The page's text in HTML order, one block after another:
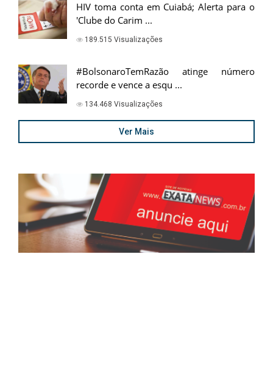
HIV toma conta em Cuiabá; Alerta para o
'Clube do Carim ...
189.515 Visualizações
#BolsonaroTemRazão atinge número
recorde e vence a esqu ...
134.468 Visualizações
Ver Mais